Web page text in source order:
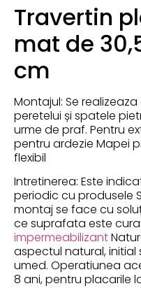
Travertin
mat de
cm
Montajul: Se
peretelui și spatele
urme de praf. Pentru
pentru ardezie Mapei
flexibil
Intretinerea: Este
periodic cu produsele
montaj se face cu
ce suprafata este
impermeabilizant
aspectul natural,
umed. Operatiunea
8 ani, pentru placarile